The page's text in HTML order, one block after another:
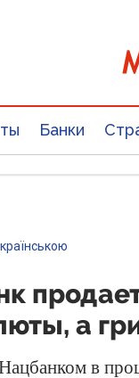
Банки
а
в